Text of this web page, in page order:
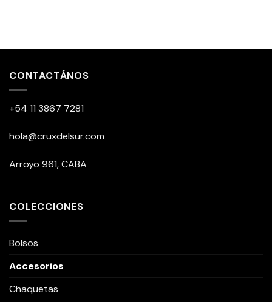
tiene
CONTACTÁNOS
+54 11 3867 7281
hola@cruxdelsur.com
Arroyo 961, CABA
COLECCIONES
Bolsos
Accesorios
Chaquetas